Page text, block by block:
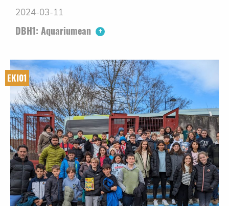
2024-03-11
DBH1: Aquariumean
EKI01